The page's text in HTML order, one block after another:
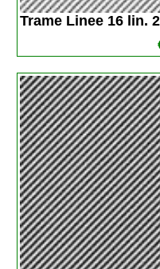
Trame Linee 16 lin.